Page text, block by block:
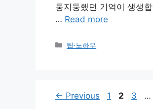
둥지둥했던 기억이 생생
… Read more
Categories
팁·노하우
← Previous Page
1 Page
2 Page
3 …